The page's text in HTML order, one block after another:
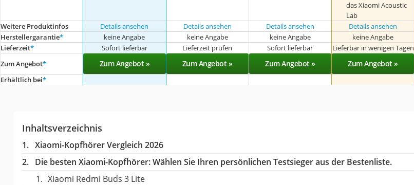
das Xiaomi Acoustic
Lab
Weitere Produktinfos Details ansehen Details ansehen Details ansehen Details ansehen
Herstellergarantie* keine Angabe keine Angabe keine Angabe keine Angabe
Lieferzeit* Sofort lieferbar Lieferzeit prüfen Sofort lieferbar Lieferbar in wenigen Tagen
Zum Angebot* Zum Angebot » Zum Angebot » Zum Angebot » Zum Angebot »
Erhältlich bei*
Inhaltsverzeichnis
Xiaomi-Kopfhörer Vergleich 2026
Die besten Xiaomi-Kopfhörer:Wählen Sie Ihren persönlichen Testsieger aus der Bestenliste.
Xiaomi Redmi Buds 3 Lite